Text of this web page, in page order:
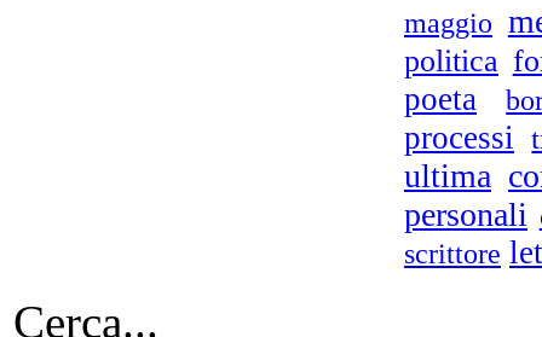
maggio
politica
poeta
processi
ultima
personali
scrittore
Cerca...